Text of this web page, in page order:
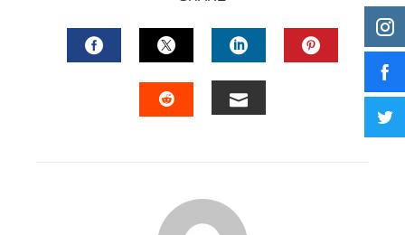
FACEBOOKTWITTERLINKEDIN